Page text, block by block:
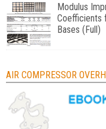
Modulus
Coefficients
Bases (Full)
AIR COMPRESSOR